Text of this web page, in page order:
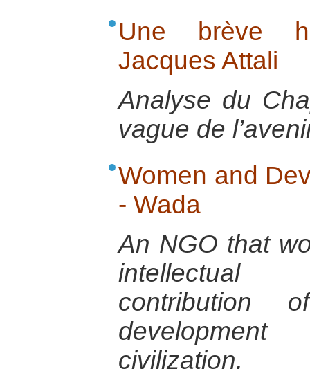
Une brève
Jacques Attali
Analyse du
vague de
Women and
- Wada
An NGO that
intellectual
contribution
civilization.